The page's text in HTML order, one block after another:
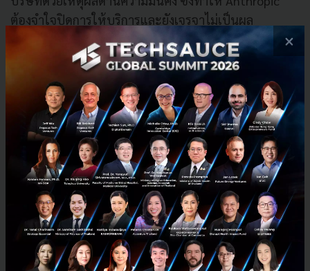
ต้องจำใจปิดการให้บริการและยังเจรจาไม่เป็นผล
Anthropic กำลังติดอยู่ตรงกลาง ระหว่างการร้องขอให้
รัฐบาลจัดการกับจีนที่มาขโมยเทคโนโลยี แต่ในขณะ
เดียวกันก็ต้องต่อสู้กับรัฐบาลเดียวกันที่พยายามจำกัดการ
ขายโปรดักส์ของตนเอง
คงต้องจับตาดูกันต่อไปว่าวอชิงตันจะตัดสินใจอย่างไร
เพราะนี่ไม่ใช่แค่เรื่องของ Anthropic เท่านั้น แต่มันคือ
การกำหนดมาตรฐานใหม่ว่า สหรัฐฯ จะสร้างพรมแดน
คุ้มครองทรัพย์สินทางปัญญาให้กับ AI ได้อย่างไร ในยุคที่
เทคโนโลยีระดับโลกสามารถถูกก๊อปปี้และขโมยได้ผ่าน
อินเทอร์เน็ต ด้วยการพิมพ์แค่ Prompt คำถามเท่านั้น
×